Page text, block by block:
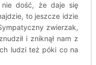
dość, że daje się
to jeszcze idzie
zwierzak,
i zniknął nam z
ludzi też póki co na